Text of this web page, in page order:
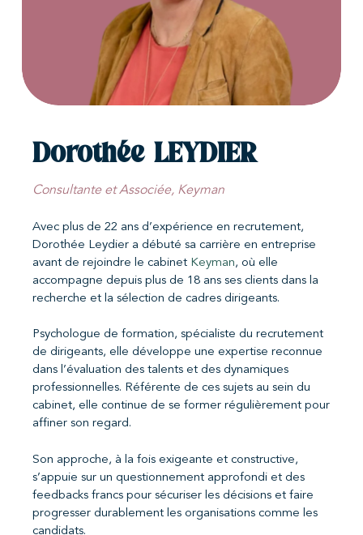
Dorothée LEYDIER
Consultante et Associée, Keyman
Avec plus de 22 ans d’expérience en recrutement,
Dorothée Leydier a débuté sa carrière en entreprise
avant de rejoindre le cabinet Keyman, où elle
accompagne depuis plus de 18 ans ses clients dans la
recherche et la sélection de cadres dirigeants.
Psychologue de formation, spécialiste du recrutement
de dirigeants, elle développe une expertise reconnue
dans l’évaluation des talents et des dynamiques
professionnelles. Référente de ces sujets au sein du
cabinet, elle continue de se former régulièrement pour
affiner son regard.
Son approche, à la fois exigeante et constructive,
s’appuie sur un questionnement approfondi et des
feedbacks francs pour sécuriser les décisions et faire
progresser durablement les organisations comme les
candidats.